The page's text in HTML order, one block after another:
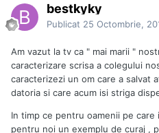
bestkyky
Publicat 25 Octombrie,
Am vazut la tv ca " mai marii "
caracterizare scrisa a colegului
caracterizezi un om care a salvat
datoria si care acum isi striga
In timp ce pentru oamenii pe
pentru noi un exemplu de curaj ,